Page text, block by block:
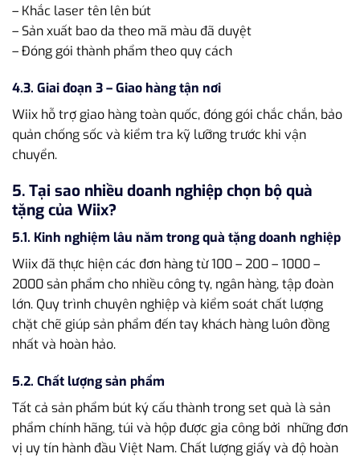
– Khắc laser tên lên bút
– Sản xuất bao da theo mã màu đã duyệt
– Đóng gói thành phẩm theo quy cách
4.3. Giai đoạn 3 – Giao hàng tận nơi
Wiix hỗ trợ giao hàng toàn quốc, đóng gói chắc chắn, bảo
quản chống sốc và kiểm tra kỹ lưỡng trước khi vận
chuyển.
5. Tại sao nhiều doanh nghiệp chọn bộ quà
tặng của Wiix?
5.1. Kinh nghiệm lâu năm trong quà tặng doanh nghiệp
Wiix đã thực hiện các đơn hàng từ 100 – 200 – 1000 –
2000 sản phẩm cho nhiều công ty, ngân hàng, tập đoàn
lớn. Quy trình chuyên nghiệp và kiểm soát chất lượng
chặt chẽ giúp sản phẩm đến tay khách hàng luôn đồng
nhất và hoàn hảo.
5.2. Chất lượng sản phẩm
Tất cả sản phẩm bút ký cấu thành trong set quà là sản
phẩm chính hãng, túi và hộp được gia công bởi những đơn
vị uy tín hành đầu Việt Nam. Chất lượng giấy và độ hoàn